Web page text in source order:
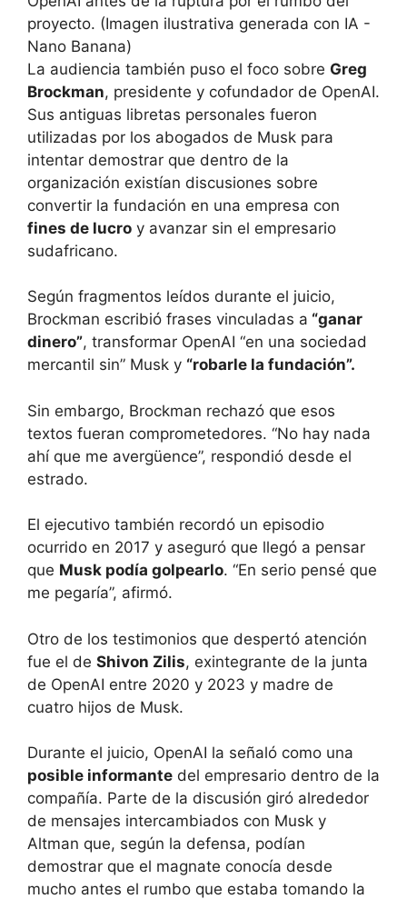
La audiencia también puso el foco sobre Greg
Brockman, presidente y cofundador de OpenAI.
Sus antiguas libretas personales fueron
utilizadas por los abogados de Musk para
intentar demostrar que dentro de la
organización existían discusiones sobre
convertir la fundación en una empresa con
fines de lucro y avanzar sin el empresario
sudafricano.
Según fragmentos leídos durante el juicio,
Brockman escribió frases vinculadas a “ganar
dinero”, transformar OpenAI “en una sociedad
mercantil sin” Musk y “robarle la fundación”.
Sin embargo, Brockman rechazó que esos
textos fueran comprometedores. “No hay nada
ahí que me avergüence”, respondió desde el
estrado.
El ejecutivo también recordó un episodio
ocurrido en 2017 y aseguró que llegó a pensar
que Musk podía golpearlo. “En serio pensé que
me pegaría”, afirmó.
Otro de los testimonios que despertó atención
fue el de Shivon Zilis, exintegrante de la junta
de OpenAI entre 2020 y 2023 y madre de
cuatro hijos de Musk.
Durante el juicio, OpenAI la señaló como una
posible informante del empresario dentro de la
compañía. Parte de la discusión giró alrededor
de mensajes intercambiados con Musk y
Altman que, según la defensa, podían
demostrar que el magnate conocía desde
mucho antes el rumbo que estaba tomando la